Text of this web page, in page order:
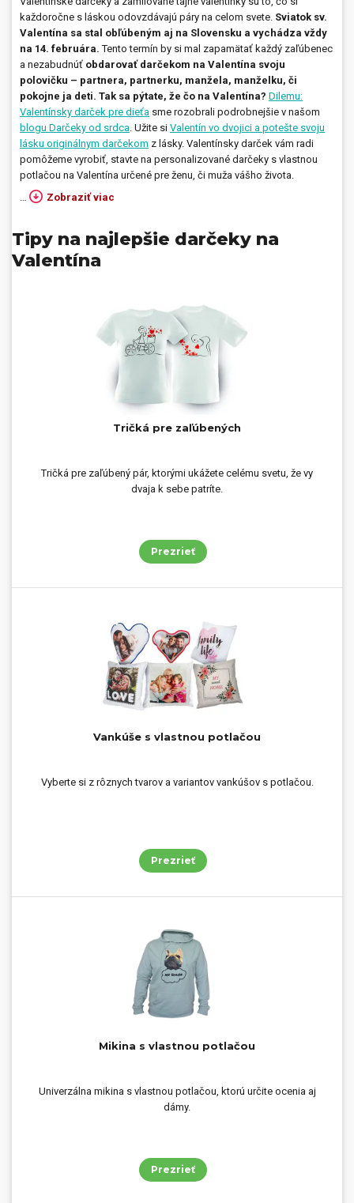
Doplnky do kancelárie, domácnosti, auta
Darčeky
PO-PIA 7:30 - 17:00
0850 11 15 16
napíšte nám
faxcopy@faxcopy.sk
Úvod Produkty
Kontakty
každoročne s láskou odovzdávajú páry na celom svete. Sviatok sv.
Valentína sa stal obľú beným aj na Slovensku a vychádza vždy
na 14. februára. Tento termín by si mal zapamätať každý zaľúbenec
a nezabudnúť obdarovať darčekom na Valentína svoju
polovičku – partnera, partnerku, manžela, manželku, či
pokojne ja deti. Tak sa pýtate, že čo na Valentína? Dilemu:
Valentínsky darček pre dieťa sme rozobrali podrobnejšie v našom
blogu Darčeky od srdca. Užite si Valentín vo dvojici a potešte svoju
lásku originálnym darčekom z lásky. Valentínsky darček vám radi
pomôžeme vyrobiť, stavte na personalizované darčeky s vlastnou
potlačou na Valentína určené pre ženu, či muža vášho života.
…
Zobraziť viac
Tipy na najlepšie darčeky na
Valentína
Tričká pre zaľúbených
Tričká pre zaľúbený pár, ktorými ukážete celému svetu, že vy
dvaja k sebe patríte.
Prezrieť
Vankúše s vlastnou potlačou
Vyberte si z rôznych tvarov a variantov vankúšov s potlačou.
Prezrieť
Mikina s vlastnou potlačou
Univerzálna mikina s vlastnou potlačou, ktorú určite ocenia aj
dámy.
Prezrieť